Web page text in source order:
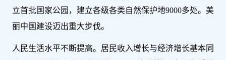
立首批国家公园，建立各级各类自然保护地9000多处。美
丽中国建设迈出重大步伐。
人民生活水平不断提高。居民收入增长与经济增长基本同